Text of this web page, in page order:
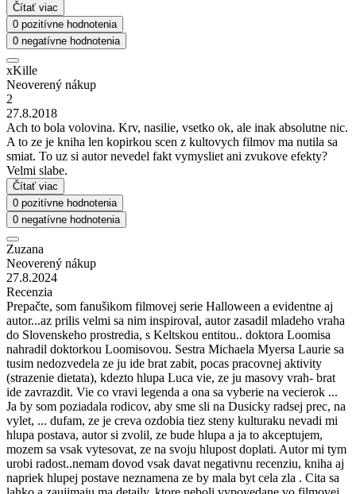
Čítať viac
0 pozitívne hodnotenia
0 negatívne hodnotenia
xKille
Neoverený nákup
2
27.8.2018
Ach to bola volovina. Krv, nasilie, vsetko ok, ale inak absolutne nic.
A to ze je kniha len kopirkou scen z kultovych filmov ma nutila sa
smiat. To uz si autor nevedel fakt vymysliet ani zvukove efekty?
Velmi slabe.
Čítať viac
0 pozitívne hodnotenia
0 negatívne hodnotenia
Zuzana
Neoverený nákup
27.8.2024
Recenzia
Prepačte, som fanušikom filmovej serie Halloween a evidentne aj
autor...az prilis velmi sa nim inspiroval, autor zasadil mladeho vraha
do Slovenskeho prostredia, s Keltskou entitou.. doktora Loomisa
nahradil doktorkou Loomisovou. Sestra Michaela Myersa Laurie sa
tusim nedozvedela ze ju ide brat zabit, pocas pracovnej aktivity
(strazenie dietata), kdezto hlupa Luca vie, ze ju masovy vrah- brat
ide zavrazdit. Vie co vravi legenda a ona sa vyberie na vecierok ...
Ja by som poziadala rodicov, aby sme sli na Dusicky radsej prec, na
vylet, ... dufam, ze je creva ozdobia tiez steny kulturaku nevadi mi
hlupa postava, autor si zvolil, ze bude hlupa a ja to akceptujem,
mozem sa vsak vytesovat, ze na svoju hlupost doplati. Autor mi tym
urobi radost..nemam dovod vsak davat negativnu recenziu, kniha aj
napriek hlupej postave neznamena ze by mala byt cela zla . Cita sa